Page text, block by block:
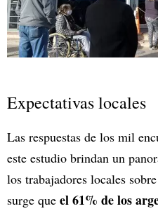
Expectativas locales
Las respuestas de los mil
este estudio brindan un
los trabajadores locales
surge que el 61% de los